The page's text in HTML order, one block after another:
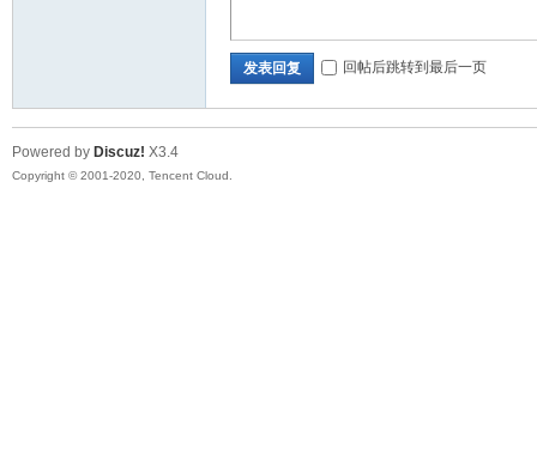
发表回复 回帖后跳转到最后一页
Powered by Discuz! X3.4
Copyright © 2001-2020, Tencent Cloud.